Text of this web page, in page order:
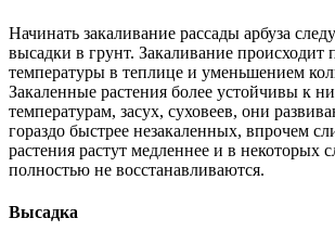
Начинать закаливание рассады арбуза
высадки в грунт. Закаливание происходит
температуры в теплице и уменьшением
Закаленные растения более устойчивы к
температурам, засух, суховеев, они
гораздо быстрее незакаленных, впрочем
растения растут медленнее и в некоторых
полностью не восстанавливаются.
Высадка